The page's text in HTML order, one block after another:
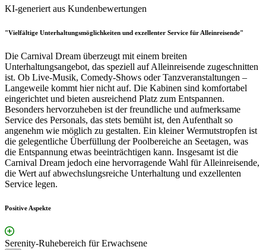
KI-generiert aus Kundenbewertungen
"Vielfältige Unterhaltungsmöglichkeiten und exzellenter Service für Alleinreisende"
Die Carnival Dream überzeugt mit einem breiten
Unterhaltungsangebot, das speziell auf Alleinreisende zugeschnitten
ist. Ob Live-Musik, Comedy-Shows oder Tanzveranstaltungen –
Langeweile kommt hier nicht auf. Die Kabinen sind komfortabel
eingerichtet und bieten ausreichend Platz zum Entspannen.
Besonders hervorzuheben ist der freundliche und aufmerksame
Service des Personals, das stets bemüht ist, den Aufenthalt so
angenehm wie möglich zu gestalten. Ein kleiner Wermutstropfen ist
die gelegentliche Überfüllung der Poolbereiche an Seetagen, was
die Entspannung etwas beeinträchtigen kann. Insgesamt ist die
Carnival Dream jedoch eine hervorragende Wahl für Alleinreisende,
die Wert auf abwechslungsreiche Unterhaltung und exzellenten
Service legen.
Positive Aspekte
Serenity-Ruhebereich für Erwachsene